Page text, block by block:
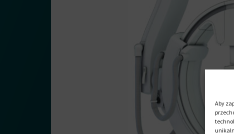
Aby